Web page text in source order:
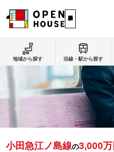
小田急江ノ島線の3,000
地域から探す 沿線・駅から探す